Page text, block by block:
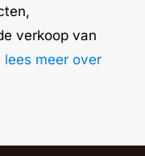
verkoop van
lees meer over